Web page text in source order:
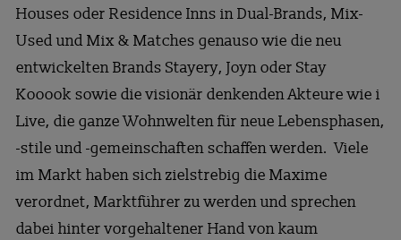
Houses oder Residence Inns in Dual-Brands, Mix-
Used und Mix & Matches genauso wie die neu
entwickelten Brands Stayery, Joyn oder Stay
Kooook sowie die visionär denkenden Akteure wie i
Live, die ganze Wohnwelten für neue Lebensphasen,
-stile und -gemeinschaften schaffen werden. Viele
im Markt haben sich zielstrebig die Maxime
verordnet, Marktführer zu werden und sprechen
dabei hinter vorgehaltener Hand von kaum